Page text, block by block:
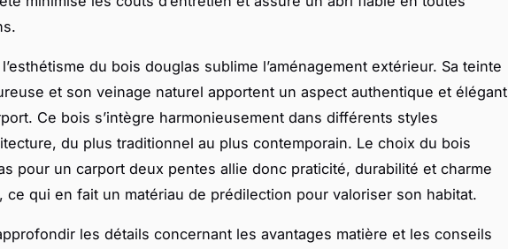
du bois douglas sublime l’aménagement extérieur. Sa teinte
et son veinage naturel apportent un aspect authentique et élégant
Ce bois s’intègre harmonieusement dans différents styles
du plus traditionnel au plus contemporain. Le choix du bois
pour un carport deux pentes allie donc praticité, durabilité et charme
ce qui en fait un matériau de prédilection pour valoriser son habitat.
les détails concernant les avantages matière et les conseils